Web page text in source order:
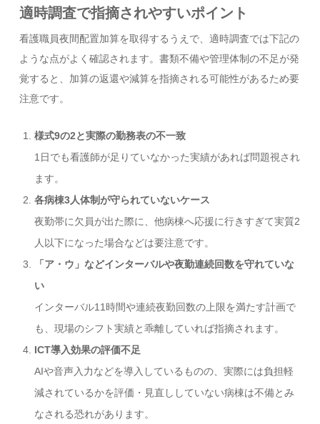
適時調査で指摘されやすいポイント
看護職員夜間配置加算を取得するうえで、適時調査では下記の
ような点がよく確認されます。書類不備や管理体制の不足が発
覚すると、加算の返還や減算を指摘される可能性があるため要
注意です。
様式9の2と実際の勤務表の不一致
1日でも看護師が足りていなかった実績があれば問題視され
ます。
各病棟3人体制が守られていないケース
夜勤帯に欠員が出た際に、他病棟へ応援に行きすぎて実質2
人以下になった場合などは要注意です。
「ア・ウ」などインターバルや夜勤連続回数を守れていな
い
インターバル11時間や連続夜勤回数の上限を満たす計画で
も、現場のシフト実績と乖離していれば指摘されます。
ICT導入効果の評価不足
AIや音声入力などを導入しているものの、実際には負担軽
減されているかを評価・見直ししていない病棟は不備とみ
なされる恐れがあります。